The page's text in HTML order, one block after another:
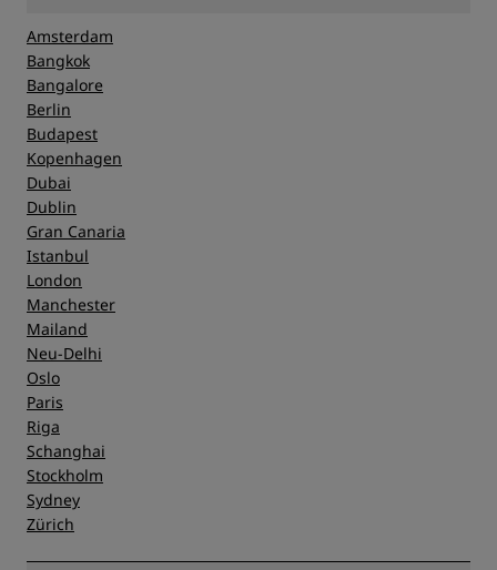
Amsterdam
Bangkok
Bangalore
Berlin
Budapest
Kopenhagen
Dubai
Dublin
Gran Canaria
Istanbul
London
Manchester
Mailand
Neu-Delhi
Oslo
Paris
Riga
Schanghai
Stockholm
Sydney
Zürich